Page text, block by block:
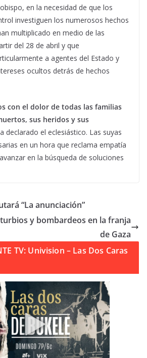
en la necesidad de que los
investiguen los numerosos hechos
multiplicado en medio de las
del 28 de abril y que
a agentes del Estado y
ocultos detrás de hechos
con el dolor de todas las familias
sus heridos y sus
declarado el eclesiástico. Las suyas
en un hora que reclama empatía
en la búsqueda de soluciones
“La anunciación”
y bombardeos en la franja
de Gaza
TV: Univision – Las Dos Caras